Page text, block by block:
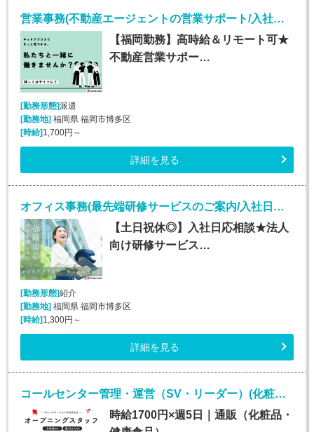
営業事務(不動産エージェントの営業サポート/入社日応相談)
【福岡勤務】高時給＆リモート可★
不動産営業サポー…
[勤務形態]派遣
[勤務地]福岡県 福岡市博多区
[時給]1,700円～
詳細を見る
オフィス事務(最先端研修サービスのご案内/入社日応相談～/平日のみ)
【土日祝休◎】入社日応相談★法人
向け研修サービス…
[勤務形態]紹介
[勤務地] 福岡県 福岡市博多区
[時給] 1,300円～
詳細を見る
コールセンター管理・運営（SV・リーダー）(化粧品・サプリメント・健康食品問い合わせセンターのSV・LD)
時給1700円×週5日｜通販（化粧品・